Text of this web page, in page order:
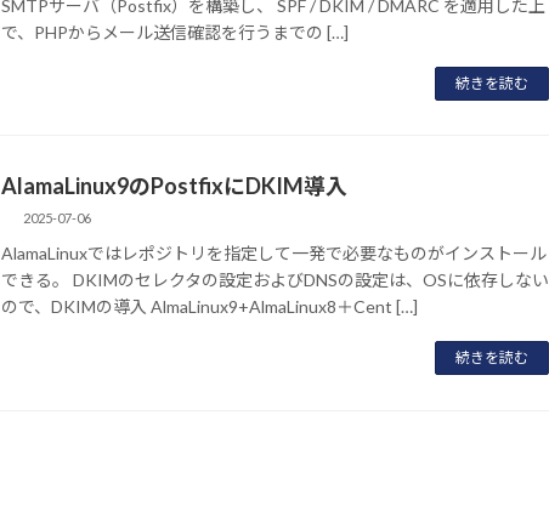
SMTPサーバ（Postfix）を構築し、 SPF / DKIM / DMARC を適用した上
で、PHPからメール送信確認を行うまでの […]
続きを読む
AlamaLinux9のPostfixにDKIM導入
2025-07-06
AlamaLinuxではレポジトリを指定して一発で必要なものがインストール
できる。 DKIMのセレクタの設定およびDNSの設定は、OSに依存しない
ので、DKIMの導入 AlmaLinux9+AlmaLinux8＋Cent […]
続きを読む